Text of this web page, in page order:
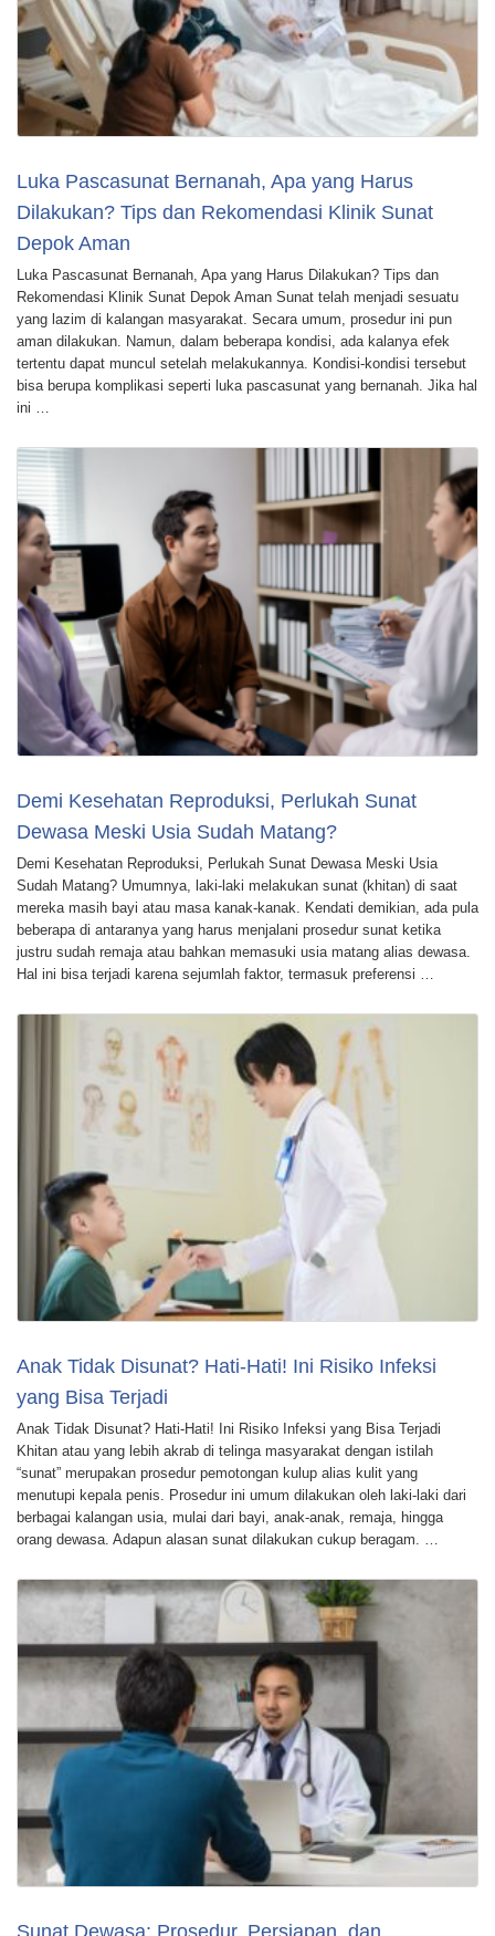
Luka Pascasunat Bernanah, Apa yang Harus
Dilakukan? Tips dan Rekomendasi Klinik Sunat
Depok Aman
Luka Pascasunat Bernanah, Apa yang Harus Dilakukan? Tips dan
Rekomendasi Klinik Sunat Depok Aman Sunat telah menjadi sesuatu
yang lazim di kalangan masyarakat. Secara umum, prosedur ini pun
aman dilakukan. Namun, dalam beberapa kondisi, ada kalanya efek
tertentu dapat muncul setelah melakukannya. Kondisi-kondisi tersebut
bisa berupa komplikasi seperti luka pascasunat yang bernanah. Jika hal
ini …
Demi Kesehatan Reproduksi, Perlukah Sunat
Dewasa Meski Usia Sudah Matang?
Demi Kesehatan Reproduksi, Perlukah Sunat Dewasa Meski Usia
Sudah Matang? Umumnya, laki-laki melakukan sunat (khitan) di saat
mereka masih bayi atau masa kanak-kanak. Kendati demikian, ada pula
beberapa di antaranya yang harus menjalani prosedur sunat ketika
justru sudah remaja atau bahkan memasuki usia matang alias dewasa.
Hal ini bisa terjadi karena sejumlah faktor, termasuk preferensi …
Anak Tidak Disunat? Hati-Hati! Ini Risiko Infeksi
yang Bisa Terjadi
Anak Tidak Disunat? Hati-Hati! Ini Risiko Infeksi yang Bisa Terjadi
Khitan atau yang lebih akrab di telinga masyarakat dengan istilah
“sunat” merupakan prosedur pemotongan kulup alias kulit yang
menutupi kepala penis. Prosedur ini umum dilakukan oleh laki-laki dari
berbagai kalangan usia, mulai dari bayi, anak-anak, remaja, hingga
orang dewasa. Adapun alasan sunat dilakukan cukup beragam. …